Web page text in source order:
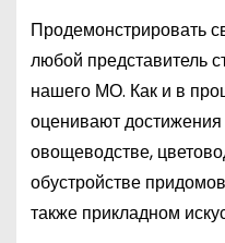
Продемонстрировать
любой представитель
нашего МО. Как и в
оценивают
овощеводстве,
обустройстве
также прикладном